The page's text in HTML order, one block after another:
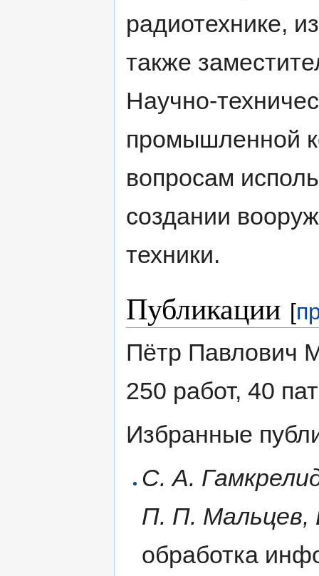
радиотехнике,
также
Научно-
промышленной
вопросам
создании
техники.
Публикации [
Пётр Павлович
250 работ, 40
Избранные
С. А.
П. П. Мальцев,
обработка